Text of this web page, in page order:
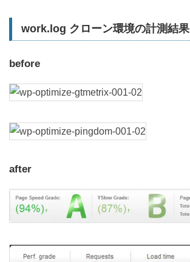
work.log クローン環境の計測結果
before
after